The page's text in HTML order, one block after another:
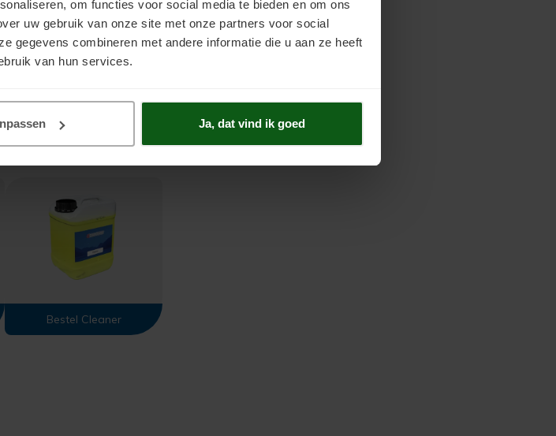
om functies voor social media te bieden en om ons
uw gebruik van onze site met onze partners voor social
gegevens combineren met andere informatie die u aan ze heeft
van hun services.
Ja, dat vind ik goed
Bestel Cleaner